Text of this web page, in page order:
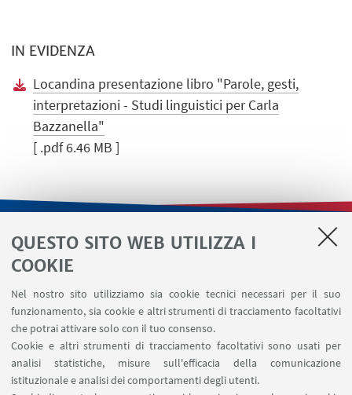
QUESTO SITO WEB UTILIZZA I
COOKIE
Nel nostro sito utilizziamo sia cookie tecnici necessari per il suo
funzionamento, sia cookie e altri strumenti di tracciamento facoltativi
che potrai attivare solo con il tuo consenso.
Cookie e altri strumenti di tracciamento facoltativi sono usati per
analisi statistiche, misure sull'efficacia della comunicazione
istituzionale e analisi dei comportamenti degli utenti.
IN EVIDENZA
Locandina presentazione libro "Parole, gesti,
interpretazioni - Studi linguistici per Carla
Bazzanella"
[ .pdf 6.46 MB ]
LINK UTILI
Area riservata
Area DIT
SEGUI IL DIPARTIMENTO SU: